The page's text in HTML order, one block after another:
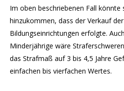
Im oben beschriebenen Fall könnte
hinzukommen, dass der Verkauf
Bildungseinrichtungen erfolgte.
Minderjährige wäre
das Strafmaß auf 3 bis 4,5 Jahre
einfachen bis vierfachen Wertes.